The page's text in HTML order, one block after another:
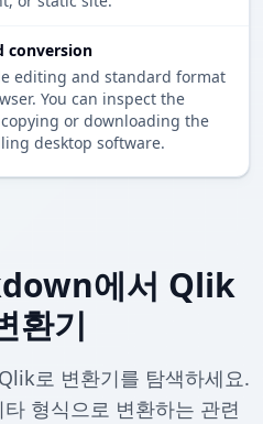
conversion
editing and standard format
You can inspect the
or downloading the
desktop software.
에서 Qlik
환기
로 변환기를 탐색하세요.
형식으로 변환하는 관련